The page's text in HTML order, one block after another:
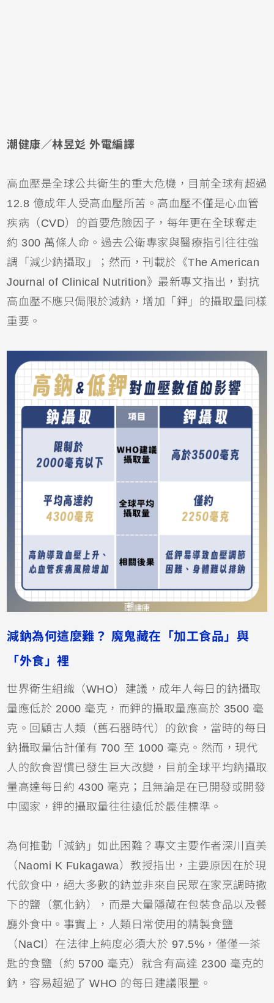
潮健康／林昱彣 外電編譯
高血壓是全球公共衛生的重大危機，目前全球有超過
12.8 億成年人受高血壓所苦。高血壓不僅是心血管
疾病 （CVD）的首要危險因子，每年更在全球奪走
約 300 萬條人命。過去公衛專家與醫療指引往往強
調「減少鈉攝取」；然而，刊載於《The American
Journal of Clinical Nutrition》最新專文指出，對抗
高血壓不應只侷限於減鈉，增加「 鉀 」的攝取量同樣
重要。
減鈉為何這麼難？ 魔鬼藏在「加工食品」與
「外食」裡
世界衛生組織（WHO）建議，成年人每日的鈉攝取
量應低於 2000 毫克，而鉀的攝取量應高於 3500 毫
克。回顧古人類（舊石器時代）的飲食，當時的每日
鈉攝取量估計僅有 700 至 1000 毫克。然而，現代
人的飲食習慣已發生巨大改變，目前全球平均鈉攝取
量高達每日約 4300 毫克；且無論是在已開發或開發
中國家，鉀的攝取量往往遠低於最佳標準。
為何推動「減鈉」如此困難？專文主要作者深川直美
（Naomi K Fukagawa）教授指出，主要原因在於現
代飲食中，絕大多數的鈉並非來自民眾在家烹調時撒
下的鹽（氯化鈉），而是大量隱藏在包裝食品以及餐
廳外食中。事實上，人類日常使用的精製食鹽
（NaCl）在法律上純度必須大於 97.5%，僅僅一茶
匙的食鹽（約 5700 毫克）就含有高達 2300 毫克的
鈉，容易超過了 WHO 的每日建議限量。